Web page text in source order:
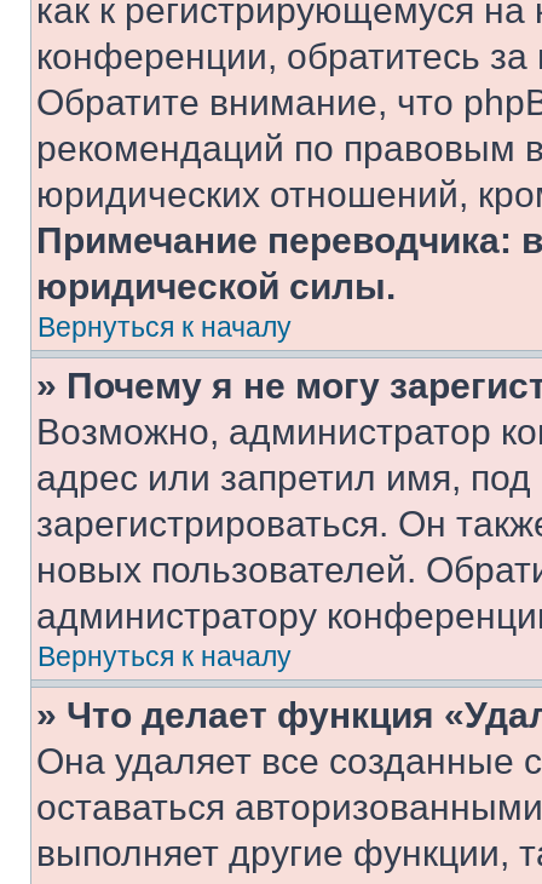
как к регистрирующемуся
конференции, обратитесь
Обратите внимание, что
рекомендаций по правовым
юридических отношений,
Примечание переводчика:
юридической силы.
Вернуться к началу
» Почему я не могу
Возможно, администратор
адрес или запретил имя,
зарегистрироваться. Он
новых пользователей.
администратору
Вернуться к началу
» Что делает функция
Она удаляет все созданные
оставаться
выполняет другие функции,